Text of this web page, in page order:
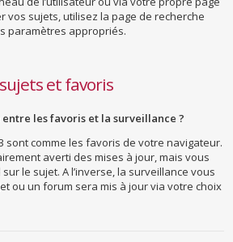
vos sujets, utilisez la page de recherche
paramètres appropriés.
et favoris
les favoris et la surveillance ?
sont comme les favoris de votre navigateur.
averti des mises à jour, mais vous
le sujet. A l’inverse, la surveillance vous
ou un forum sera mis à jour via votre choix